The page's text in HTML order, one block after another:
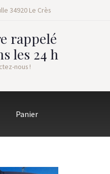
34920 Le Crès
rappelé
les 24 h
nous !
Panier